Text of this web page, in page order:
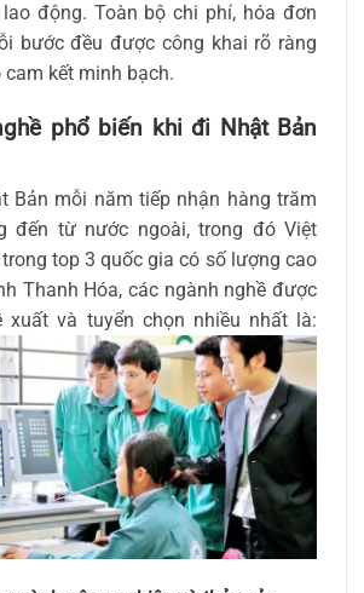
động. Toàn bộ chi phí, hóa đơn
bước đều được công khai rõ ràng
kết minh bạch.
phổ biến khi đi Nhật Bản
Bản mỗi năm tiếp nhận hàng trăm
đến từ nước ngoài, trong đó Việt
top 3 quốc gia có số lượng cao
Thanh Hóa, các ngành nghề được
xuất và tuyển chọn nhiều nhất là: